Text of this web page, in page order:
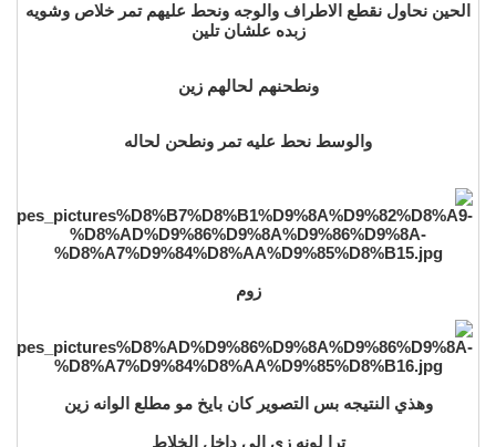
الحين نحاول نقطع الاطراف والوجه ونحط عليهم تمر خلاص وشويه
زبده علشان تلين
ونطحنهم لحالهم زين
والوسط نحط عليه تمر ونطحن لحاله
زوم
وهذي النتيجه بس التصوير كان بايخ مو مطلع الوانه زين
ترا لونه زي الي داخل الخلاط